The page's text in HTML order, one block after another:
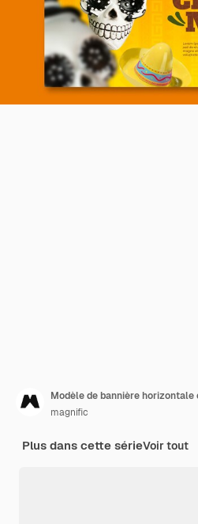
Modèle de bannière horizontale
magnific
Plus dans cette sérieVoir tout